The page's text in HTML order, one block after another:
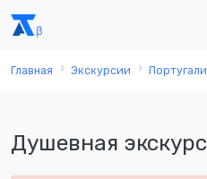
Главная Экскурсии
Душевная